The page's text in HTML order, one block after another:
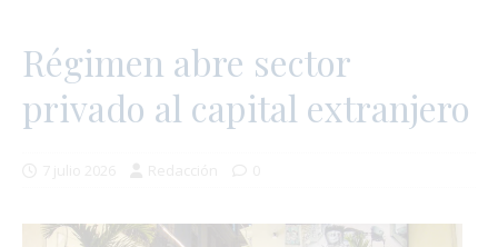
Régimen abre sector
privado al capital extranjero